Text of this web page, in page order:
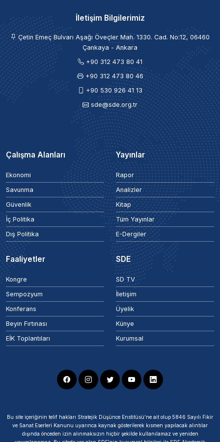
İletişim Bilgilerimiz
Çetin Emeç Bulvarı Aşağı Öveçler Mah. 1330. Cad. No:12, 06460
Çankaya - Ankara
+90 312 473 80 41
+90 312 473 80 46
+90 530 926 41 13
sde@sde.org.tr
Çalışma Alanları
Ekonomi
Savunma
Güvenlik
İç Politika
Dış Politika
Yayınlar
Rapor
Analizler
Kitap
Tüm Yayınlar
E-Dergiler
Faaliyetler
Kongre
Sempozyum
Konferans
Beyin Fırtınası
EİK Toplantıları
SDE
SD TV
İletişim
Üyelik
Künye
Kurumsal
Bu site içeriğinin telif hakları Stratejik Düşünce Enstitüsü’ne ait olup 5846 Sayılı Fikir
ve Sanat Eserleri Kanunu uyarınca kaynak gösterilerek kısmen yapılacak alıntılar
dışında önceden izin alınmaksızın hiçbir şekilde kullanılamaz ve yeniden